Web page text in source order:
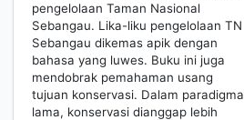
pengelolaan Taman Nasional
Sebangau. Lika-liku pengelolaan TN
Sebangau dikemas apik dengan
bahasa yang luwes. Buku ini juga
mendobrak pemahaman usang
tujuan konservasi. Dalam paradigma
lama, konservasi dianggap lebih